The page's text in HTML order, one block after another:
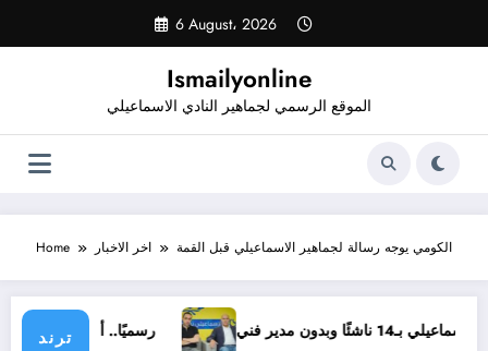
content
6 August، 2026
Ismailyonline
الموقع الرسمي لجماهير النادي الاسماعيلي
Home اخر الاخبار الكومي يوجه رسالة لجماهير الاسماعيلي قبل القمة
ترند
رسميًا.. أشرف بـ14 ناشئًا وبدون مدير فني